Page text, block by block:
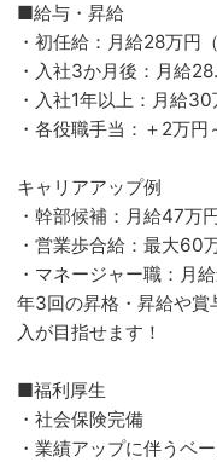
■給与・昇給
・初任給：月給28万円
・入社3か月後：月給
・入社1年以上：月給30
・各役職手当：＋2万円
キャリアアップ例
・幹部候補：月給47万
・営業歩合給：最大60
・マネージャー職：月
年3回の昇格・昇給や賞
入が目指せます！
■福利厚生
・社会保険完備
・業績アップに伴うベ